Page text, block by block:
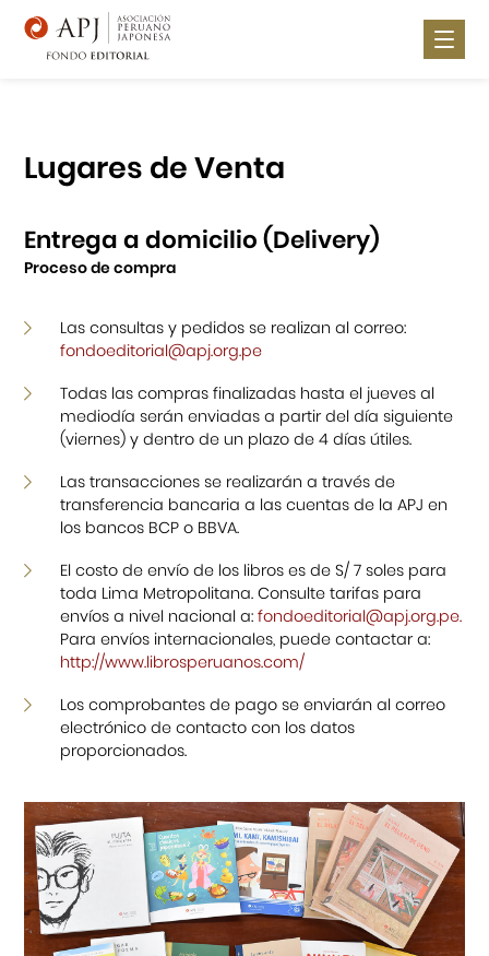
Lugares de Venta
Contáctanos
Portal APJ
Centro Cultural Peruano Japonés
Cursos
Museo de la Inmigración Japonesa
Fondo Editorial
Lugares de Venta
Entrega a domicilio (Delivery)
Proceso de compra
Las consultas y pedidos se realizan al correo:
fondoeditorial@apj.org.pe
Todas las compras finalizadas hasta el jueves al
mediodía serán enviadas a partir del día siguiente
(viernes) y dentro de un plazo de 4 días útiles.
Las transacciones se realizarán a través de
transferencia bancaria a las cuentas de la APJ en
los bancos BCP o BBVA.
El costo de envío de los libros es de S/ 7 soles para
toda Lima Metropolitana. Consulte tarifas para
envíos a nivel nacional a: fondoeditorial@apj.org.pe.
Para envíos internacionales, puede contactar a:
http://www.librosperuanos.com/
Los comprobantes de pago se enviarán al correo
electrónico de contacto con los datos
proporcionados.